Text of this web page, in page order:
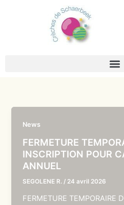
News
FERMETURE
INSCRIPTION POUR
ANNUEL
SEGOLENE R. / 24 avril 2026
FERMETURE TEMPORAIRE